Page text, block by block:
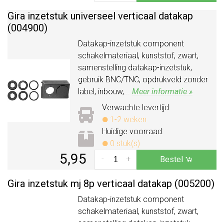
Gira inzetstuk universeel verticaal datakap
(004900)
Datakap-inzetstuk component
schakelmateriaal, kunststof, zwart,
samenstelling datakap-inzetstuk,
gebruik BNC/TNC, opdrukveld zonder
label, inbouw,... Meer informatie »
Verwachte levertijd:
1-2 weken
Huidige voorraad:
0 stuk(s)
5,95 +
- Bestel
Gira inzetstuk mj 8p verticaal datakap (005200)
Datakap-inzetstuk component
schakelmateriaal, kunststof, zwart,